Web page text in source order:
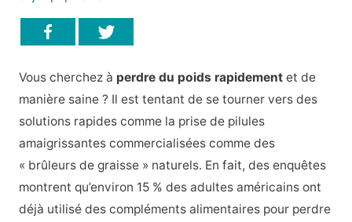
Vous cherchez à perdre du poids rapidementet de
manière saine ? Il est tentant de se tourner vers des
solutions rapides comme la prise de pilules
amaigrissantes commercialisées comme des
« brûleurs de graisse » naturels. En fait, des enquêtes
montrent qu’environ 15 % des adultes américains ont
déjà utilisé des compléments alimentaires pour perdre